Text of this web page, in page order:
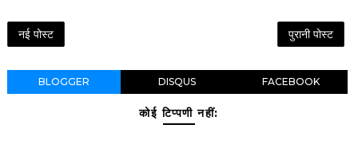
नई पोस्ट पुरानी पोस्ट
BLOGGER DISQUS FACEBOOK
कोई टिप्पणी नहीं: